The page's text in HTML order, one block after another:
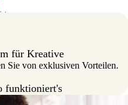
für Kreative
Sie von exklusiven Vorteilen.
funktioniert's